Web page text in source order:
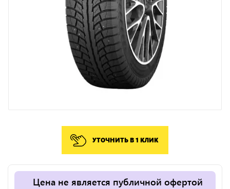
УТОЧНИТЬ В 1 КЛИК
Цена не является публичной офертой